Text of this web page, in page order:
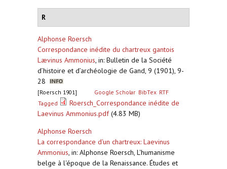
R
Alphonse Roersch
Correspondance inédite du chartreux gantois
Lævinus Ammonius, in: Bulletin de la Société
d’histoire et d’archéologie de Gand, 9 (1901), 9-
28
[Roersch 1901] Google Scholar BibTex RTF
Tagged
Roersch_Correspondance inédite de
Laevinus Ammonius.pdf(4.83 MB)
Alphonse Roersch
La correspondance d'un chartreux: Laevinus
Ammonius, in: Alphonse Roersch, L'humanisme
belge à l'époque de la Renaissance. Études et